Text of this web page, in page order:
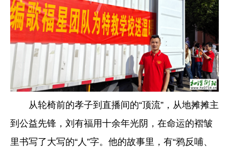
从轮椅前的孝子到直播间的“顶流”，从地摊摊主
到公益先锋，刘有福用十余年光阴，在命运的褶皱
里书写了大写的“人”字。他的故事里，有“鸦反哺、